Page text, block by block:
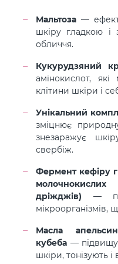
Мальтоза —
шкіру гладкою і
обличчя.
Кукурудзяний
амінокислот, які
клітини шкіри і
Унікальний
зміцнює
знезаражує
свербіж.
Фермент кефіру
дріжджів) —
мікроорганізмів,
Масла
кубеба —
шкіри, тонізують